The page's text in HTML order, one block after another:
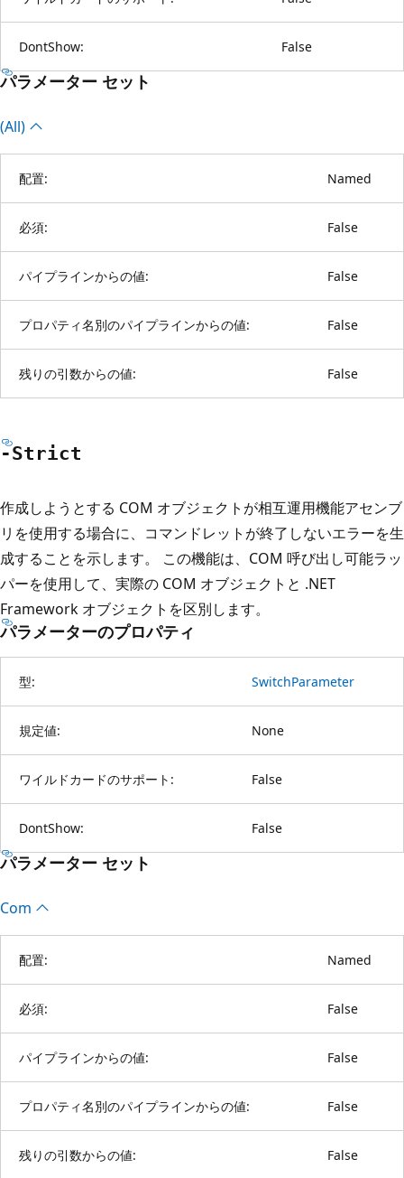
DontShow: False
パラメーター セット
(All)
配置: Named
必須: False
パイプラインからの値: False
プロパティ名別のパイプラインからの値: False
残りの引数からの値: False
-Strict
作成しようとする COM オブジェクトが相互運用機能アセンブ
リを使用する場合に、コマンドレットが終了しないエラーを生
成することを示します。 この機能は、COM 呼び出し可能ラッ
パーを使用して、実際の COM オブジェクトと .NET
Framework オブジェクトを区別します。
パラメーターのプロパティ
型: SwitchParameter
規定値: None
ワイルドカードのサポート: False
DontShow: False
パラメーター セット
Com
配置: Named
必須: False
パイプラインからの値: False
プロパティ名別のパイプラインからの値: False
残りの引数からの値: False